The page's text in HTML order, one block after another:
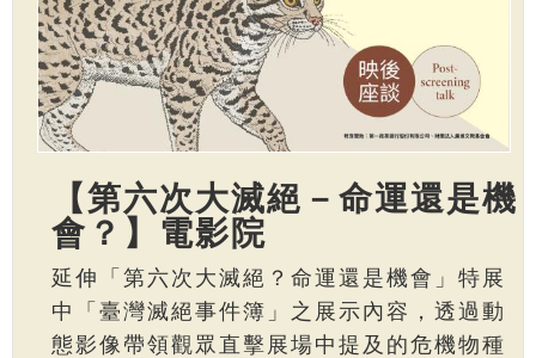
【第六次大滅絕－命運還是機
會？】電影院
延伸「第六次大滅絕？命運還是機會」特展
中「臺灣滅絕事件簿」之展示內容，透過動
態影像帶領觀眾直擊展場中提及的危機物種